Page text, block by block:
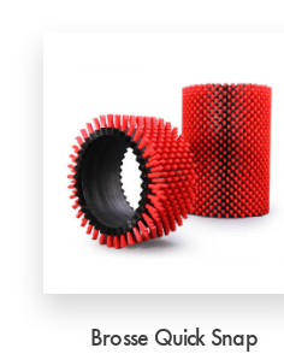
Brosse Quick Snap